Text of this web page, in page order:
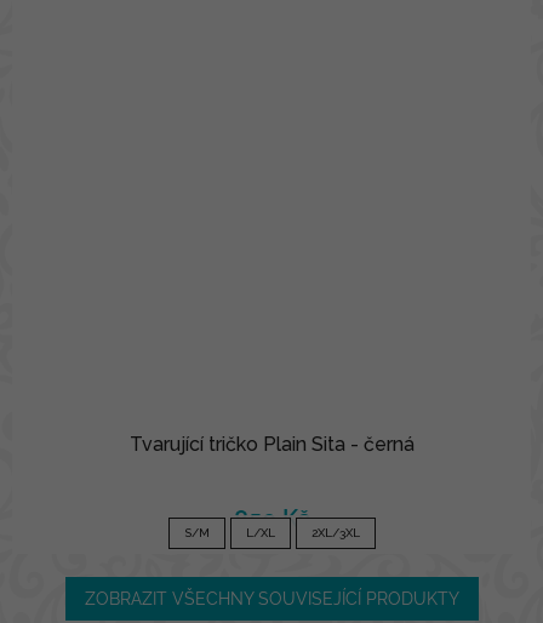
Tvarující tričko Plain Sita - černá
850 Kč
S/M L/XL 2XL/3XL
ZOBRAZIT VŠECHNY SOUVISEJÍCÍ PRODUKTY